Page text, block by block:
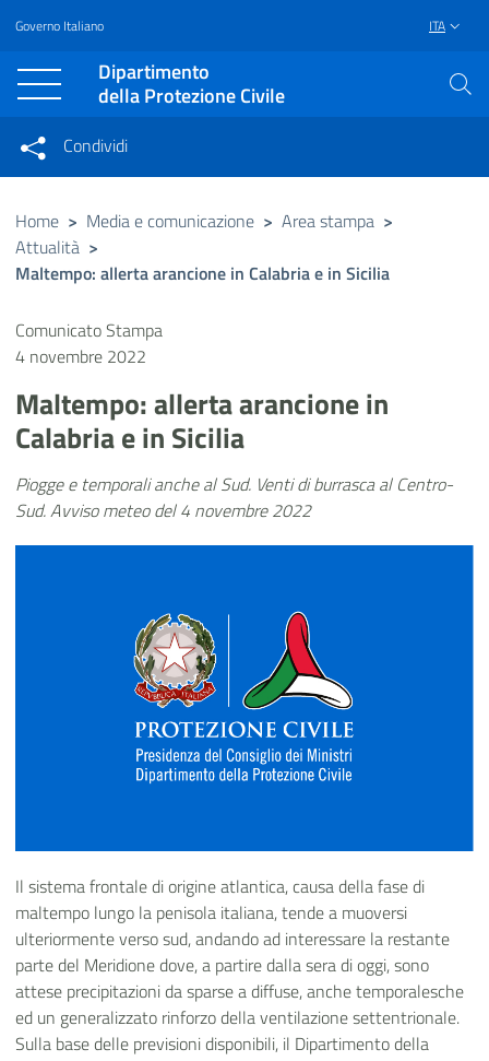
Vai al contenuto principale
Raggiungi il piè di pagina
Governo Italiano ITA
Dipartimento
della Protezione Civile
Condividi su Facebook
Condividi su Twitter
Condividi
Condividi sui social network
Home > Media e comunicazione > Area stampa >
Attualità >
Maltempo: allerta arancione in Calabria e in Sicilia
Comunicato Stampa
4 novembre 2022
Maltempo: allerta arancione in
Calabria e in Sicilia
Piogge e temporali anche al Sud. Venti di burrasca al Centro-
Sud. Avviso meteo del 4 novembre 2022
Il sistema frontale di origine atlantica, causa della fase di
maltempo lungo la penisola italiana, tende a muoversi
ulteriormente verso sud, andando ad interessare la restante
parte del Meridione dove, a partire dalla sera di oggi, sono
attese precipitazioni da sparse a diffuse, anche temporalesche
ed un generalizzato rinforzo della ventilazione settentrionale.
Sulla base delle previsioni disponibili, il Dipartimento della